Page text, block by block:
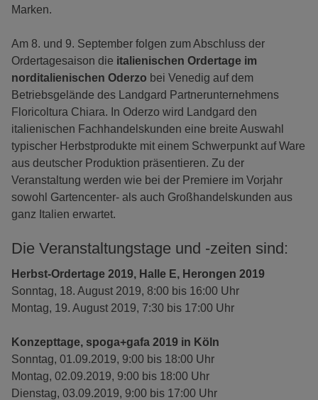
Marken.
Am 8. und 9. September folgen zum Abschluss der
Ordertagesaison die italienischen Ordertage im
norditalienischen Oderzo bei Venedig auf dem
Betriebsgelände des Landgard Partnerunternehmens
Floricoltura Chiara. In Oderzo wird Landgard den
italienischen Fachhandelskunden eine breite Auswahl
typischer Herbstprodukte mit einem Schwerpunkt auf Ware
aus deutscher Produktion präsentieren. Zu der
Veranstaltung werden wie bei der Premiere im Vorjahr
sowohl Gartencenter- als auch Großhandelskunden aus
ganz Italien erwartet.
Die Veranstaltungstage und -zeiten sind:
Herbst-Ordertage 2019, Halle E, Herongen 2019
Sonntag, 18. August 2019, 8:00 bis 16:00 Uhr
Montag, 19. August 2019, 7:30 bis 17:00 Uhr
Konzepttage, spoga+gafa 2019 in Köln
Sonntag, 01.09.2019, 9:00 bis 18:00 Uhr
Montag, 02.09.2019, 9:00 bis 18:00 Uhr
Dienstag, 03.09.2019, 9:00 bis 17:00 Uhr